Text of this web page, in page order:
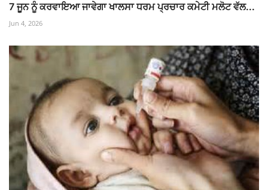
7 ਜੂਨ ਨੂੰ ਕਰਵਾਇਆ ਜਾਵੇਗਾ ਖਾਲਸਾ ਧਰਮ ਪ੍ਰਚਾਰ ਕਮੇਟੀ ਮਲੋਟ ਵੱਲ...
Jun 4, 2026